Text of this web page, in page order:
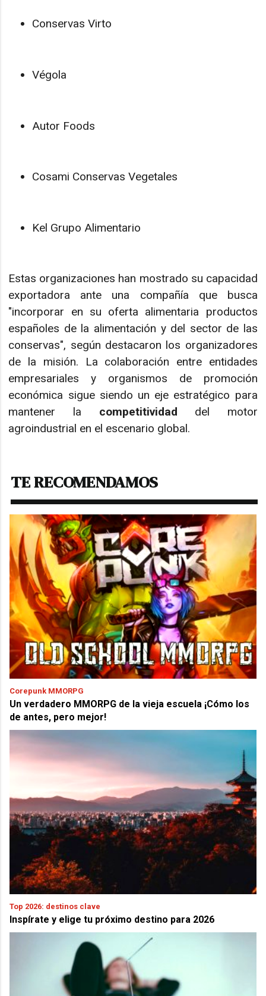
Conservas Virto
Végola
Autor Foods
Cosami Conservas Vegetales
Kel Grupo Alimentario
Estas organizaciones han mostrado su capacidad
exportadora ante una compañía que busca
"incorporar en su oferta alimentaria productos
españoles de la alimentación y del sector de las
conservas", según destacaron los organizadores
de la misión. La colaboración entre entidades
empresariales y organismos de promoción
económica sigue siendo un eje estratégico para
mantener la competitividad del motor
agroindustrial en el escenario global.
TE RECOMENDAMOS
Corepunk MMORPG
Un verdadero MMORPG de la vieja escuela ¡Cómo los
de antes, pero mejor!
Top 2026: destinos clave
Inspírate y elige tu próximo destino para 2026